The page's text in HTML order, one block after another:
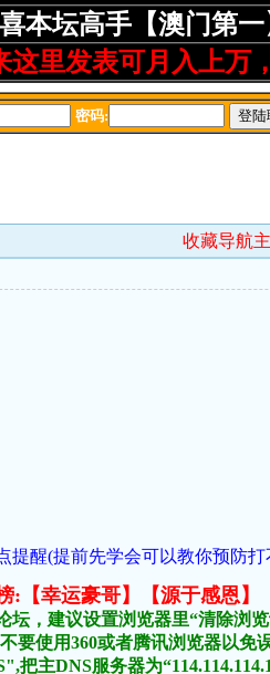
收藏导航
提醒(提前先学会可以教你预防
:【幸运豪哥】【源于感恩
坛，建议设置浏览器里“清除浏
要使用360或者腾讯浏览器以免
把主DNS服务器为